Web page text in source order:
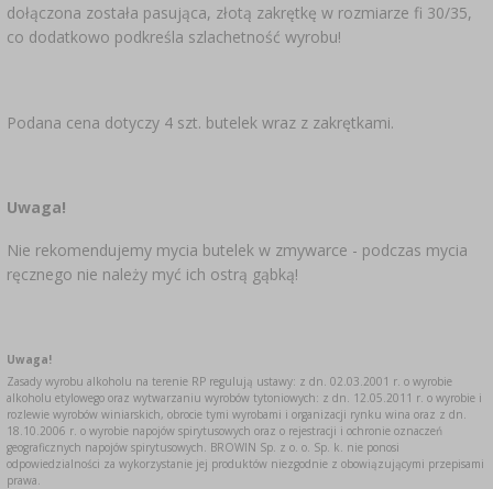
dołączona została pasująca, złotą zakrętkę w rozmiarze fi 30/35,
co dodatkowo podkreśla szlachetność wyrobu!
Podana cena dotyczy 4 szt. butelek wraz z zakrętkami.
Uwaga!
Nie rekomendujemy mycia butelek w zmywarce - podczas mycia
ręcznego nie należy myć ich ostrą gąbką!
Uwaga!
Zasady wyrobu alkoholu na terenie RP regulują ustawy: z dn. 02.03.2001 r. o wyrobie
alkoholu etylowego oraz wytwarzaniu wyrobów tytoniowych: z dn. 12.05.2011 r. o wyrobie i
rozlewie wyrobów winiarskich, obrocie tymi wyrobami i organizacji rynku wina oraz z dn.
18.10.2006 r. o wyrobie napojów spirytusowych oraz o rejestracji i ochronie oznaczeń
geograficznych napojów spirytusowych. BROWIN Sp. z o. o. Sp. k. nie ponosi
odpowiedzialności za wykorzystanie jej produktów niezgodnie z obowiązującymi przepisami
prawa.